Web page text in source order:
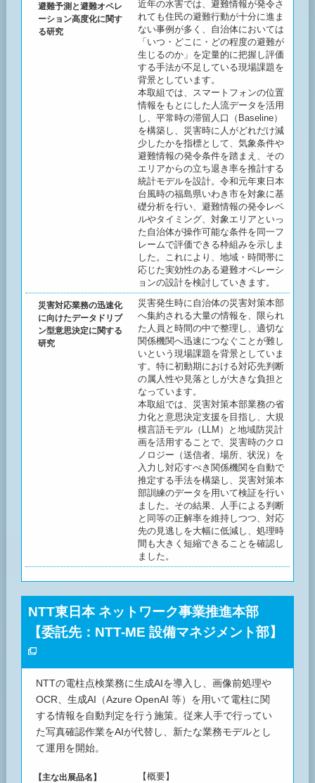
避難予測と避難オペレ
ーション高度化に関す
る研究
近年の水害では、避難情報が発令さ
れても住民の避難行動が十分に進ま
ない事例が多く、自治体においては
「いつ・どこに・どの程度の避難が
生じるのか」を定量的に把握し評価
する手法が不足している現場課題を
背景としています。
本取組では、スマートフォンの位置
情報をもとにした人流データを活用
し、平常時の滞留人口（Baseline）
を構築し、災害時に人がどれだけ減
少したかを指標として、気象条件や
避難情報の発令条件を踏まえ、その
エリアからの立ち退き率を推計する
統計モデルを設計。令和元年東日本
台風時の福島県いわき市を対象に基
礎分析を行い、避難情報の発令レベ
ルやタイミング、対象エリアといっ
た自治体が操作可能な条件を同一フ
レームで評価できる枠組みを示しま
した。これにより、地域・時間帯に
応じた実効性のある避難オペレーシ
ョンの設計を検討していきます。
災害対応業務の迅速化
に向けたデータドリブ
ン型意思決定に関する
研究
災害発生時に自治体の災害対策本部
へ集約される大量の情報を、限られ
た人員と時間の中で整理し、適切な
関係機関へ迅速につなぐことが難し
いという現場課題を背景としていま
す。特に初動期における対応先判断
の属人性や見落としが大きな負担と
なっています。
本取組では、災害対策本部業務の省
力化と意思決定支援を目指し、大規
模言語モデル（LLM）と地域防災計
画を活用することで、災害時のクロ
ノロジー（送信者、場所、状況）を
入力し対応すべき関係機関を自動で
推定する手法を構築し、災害対策本
部訓練のデータを用いて検証を行い
ました。その結果、人手による判断
と同等の正解率を維持しつつ、対応
先の見逃しを大幅に低減し、処理時
間も大きく短縮できることを確認し
ました。
NTT東日本 ネットワーク事業推進本部
【委託先：NTT-ME 設備マネジメント部】
NTTの電柱点検業務に生成AIを導入し、画像前処理や
OCR、生成AI（Azure OpenAI 等）を用いて電柱に関
する情報を自動判定を行う施策。従来人手で行ってい
た写真確認作業をAIが代替し、新たな業務モデルとし
て運用を開始。
【主な出展品名】 【概要】